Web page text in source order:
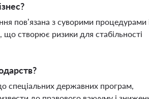
пов’язана з суворими
що створює ризики для стабільності
спеціальних державних програм,